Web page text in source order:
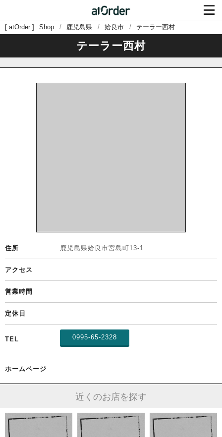

atOrder Shop 鹿児島県 姶良市 テーラー西村
テーラー西村
住所 鹿児島県姶良市宮島町13-1
アクセス
営業時間
定休日
TEL 0995-65-2328
ホームページ
近くのお店を探す